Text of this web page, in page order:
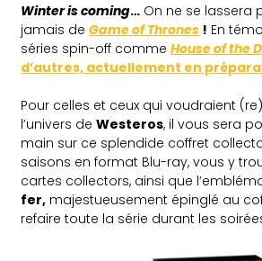
Winter is coming… On ne se lassera
jamais deGame of Thrones ! En
séries spin-off commeHouse of the
d’autres, actuellement en
Pour celles et ceux qui voudraient
l’univers deWesteros, il vous sera
main sur ce splendide coffret
saisons en format Blu-ray, vous y
cartes collectors, ainsi que
fer, majestueusement épinglé au
refaire toute la série durant les